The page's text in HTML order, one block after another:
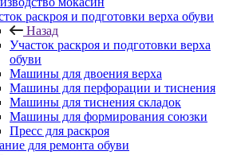
раскроя и подготовки верха обуви
Назад
Участок раскроя и подготовки верха
обуви
Машины для двоения верха
Машины для перфорации и тиснения
Машины для тиснения складок
Машины для формирования союзки
Пресс для раскроя
для ремонта обуви